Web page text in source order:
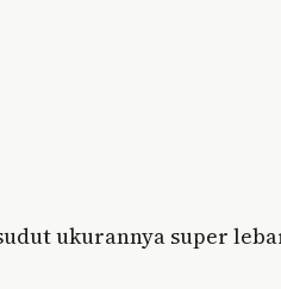
ukurannya super